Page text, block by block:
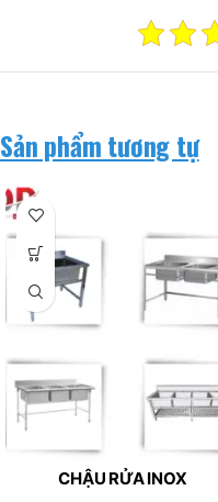
Sản phẩm tương tự
CHẬU RỬA INOX